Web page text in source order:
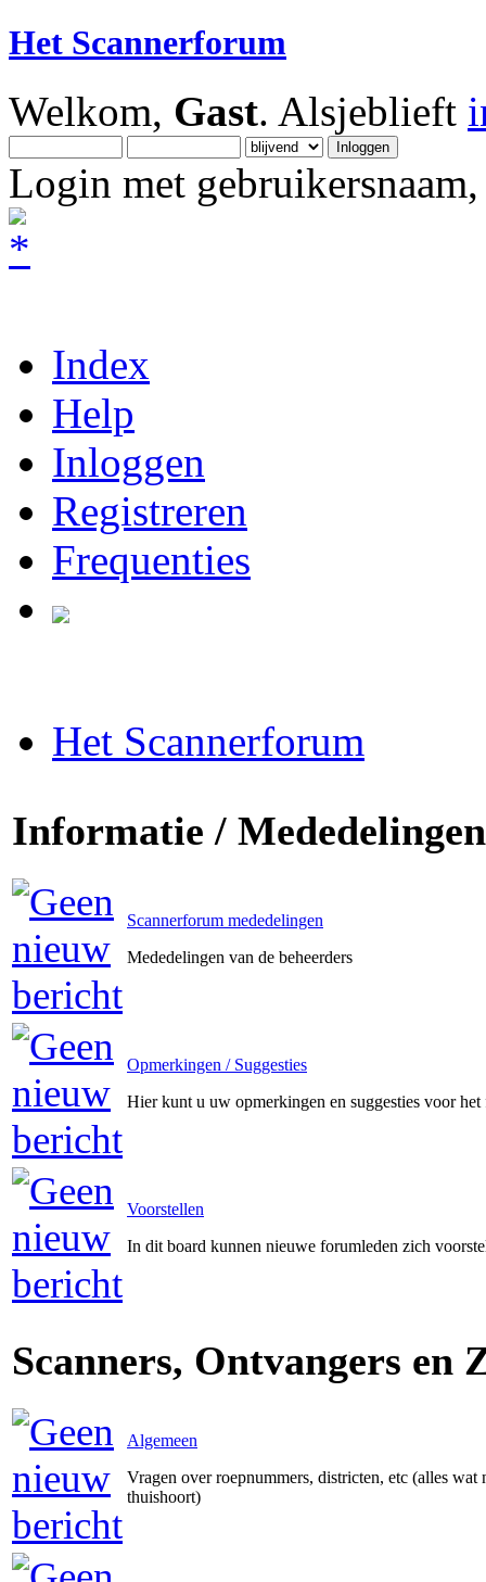
Het Scannerforum
Welkom, Gast. Alsjeblieft
Login met
Index
Help
Inloggen
Registreren
Frequenties
Het Scannerforum
Informatie / Mededelingen
Scannerforum mededelingen
Mededelingen van de beheerders
Opmerkingen / Suggesties
Hier kunt u uw opmerkingen en suggesties voor
Voorstellen
In dit board kunnen nieuwe forumleden zich
Scanners, Ontvangers en
Algemeen
Vragen over roepnummers, districten, etc (alles wat
thuishoort)